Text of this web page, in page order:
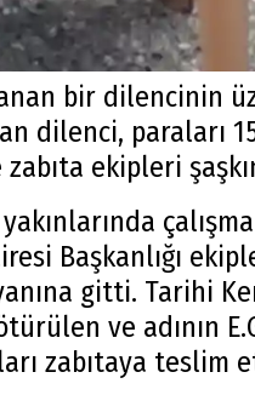
bir dilencinin
dilenci, paraları
ekipleri
Başkanlığı
gitti. Tarihi
ve adının
zabıtaya teslim